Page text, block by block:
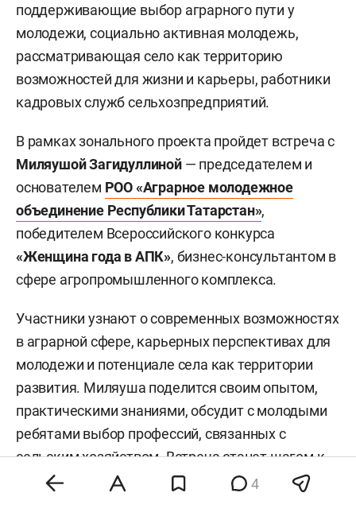
поддерживающие выбор аграрного пути у
молодежи, социально активная молодежь,
рассматривающая село как территорию
возможностей для жизни и карьеры, работники
кадровых служб сельхозпредприятий.
В рамках зонального проекта пройдет встреча с
Миляушой Загидуллиной— председателем и
основателем РОО «Аграрное молодежное
объединение Республики Татарстан»,
победителем Всероссийского конкурса
«Женщина года в АПК», бизнес-консультантом в
сфере агропромышленного комплекса.
Участники узнают о современных возможностях
в аграрной сфере, карьерных перспективах для
молодежи и потенциале села как территории
развития. Миляуша поделится своим опытом,
практическими знаниями, обсудит с молодыми
ребятами выбор профессий, связанных с
сельским хозяйством. Встреча станет шагом к
формированию нового имиджа аграрных
4